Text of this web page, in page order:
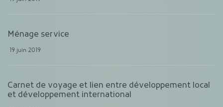
Ménage service
19 juin 2019
Carnet de voyage et lien entre développement local
et développement international